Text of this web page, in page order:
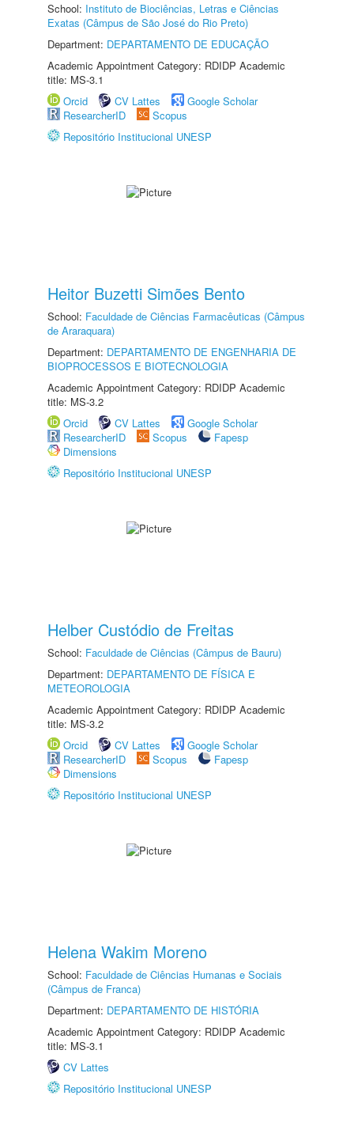
School: Instituto de Biociências, Letras e Ciências
Exatas (Câmpus de São José do Rio Preto)
Department: DEPARTAMENTO DE EDUCAÇÃO
Academic Appointment Category: RDIDP Academic
title: MS-3.1
Orcid
CV Lattes
Google Scholar
ResearcherID
Scopus
Repositório Institucional UNESP
Heitor Buzetti Simões Bento
School: Faculdade de Ciências Farmacêuticas (Câmpus
de Araraquara)
Department: DEPARTAMENTO DE ENGENHARIA DE
BIOPROCESSOS E BIOTECNOLOGIA
Academic Appointment Category: RDIDP Academic
title: MS-3.2
Orcid
CV Lattes
Google Scholar
ResearcherID
Scopus
Fapesp
Dimensions
Repositório Institucional UNESP
Helber Custódio de Freitas
School: Faculdade de Ciências (Câmpus de Bauru)
Department: DEPARTAMENTO DE FÍSICA E
METEOROLOGIA
Academic Appointment Category: RDIDP Academic
title: MS-3.2
Orcid
CV Lattes
Google Scholar
ResearcherID
Scopus
Fapesp
Dimensions
Repositório Institucional UNESP
Helena Wakim Moreno
School: Faculdade de Ciências Humanas e Sociais
(Câmpus de Franca)
Department: DEPARTAMENTO DE HISTÓRIA
Academic Appointment Category: RDIDP Academic
title: MS-3.1
CV Lattes
Repositório Institucional UNESP